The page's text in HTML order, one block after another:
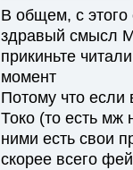
В общем, с
здравый смысл
прикиньте
момент
Потому что если
Токо (то есть мж
ними есть свои
скорее всего